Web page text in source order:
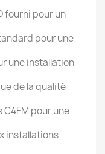
fourni pour un
pour une
une installation
de la qualité
pour une
installations